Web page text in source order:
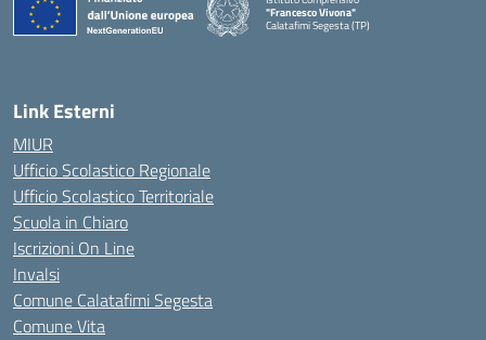
"Francesco Vivona"
Calatafimi Segesta (TP)
— Visita la pagina iniziale della scuola
Link Esterni
MIUR
Ufficio Scolastico Regionale
Ufficio Scolastico Territoriale
Scuola in Chiaro
Iscrizioni On Line
Invalsi
Comune Calatafimi Segesta
Comune Vita